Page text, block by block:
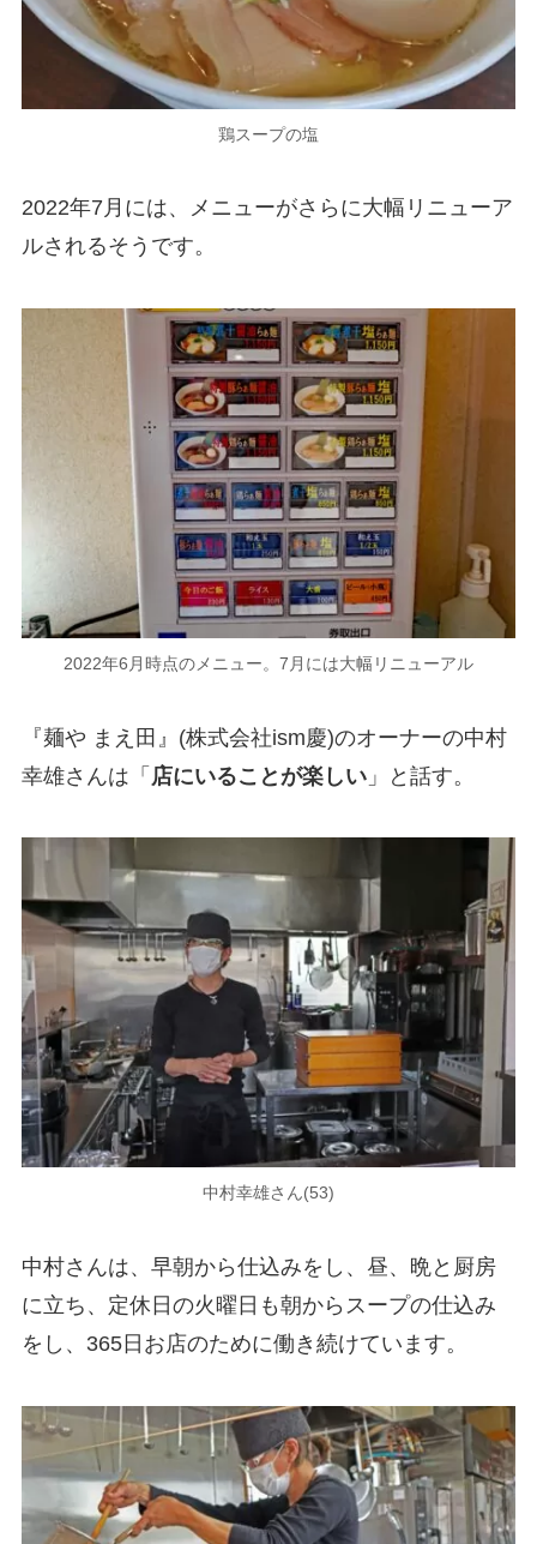
鶏スープの塩
2022年7月には、メニューがさらに大幅リニューア
ルされるそうです。
2022年6月時点のメニュー。7月には大幅リニューアル
『麺や まえ田』(株式会社ism慶)のオーナーの中村
幸雄さんは「 店にいることが楽しい」と話す。
中村幸雄さん(53)
中村さんは、早朝から仕込みをし、昼、晩と厨房
に立ち、定休日の火曜日も朝からスープの仕込み
をし、365日お店のために働き続けています。